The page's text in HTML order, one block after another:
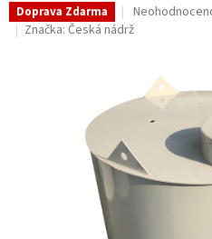
Doprava Zdarma
Průměrné
hodnocení
z
hvězdiček.
Značka: Česká nádrž